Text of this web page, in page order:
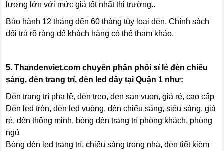
lượng lớn với mức giá tốt nhất thị trường..
Bảo hành 12 tháng đến 60 tháng tùy loại đèn. Chính sách
đổi trả rõ ràng để khách hàng có thể tham khảo.
5.Thandenviet.com chuyên phân phối sỉ lẻ đèn chiếu
sáng, đèn trang trí, đèn led dây tại Quận 1 như:
Đèn trang trí pha lê, đèn treo, den san vuon, giá rẻ, cao cấp
Đèn led tròn, đèn led vuông, đèn chiếu sáng, siêu sáng, giá
rẻ, đèn thông minh, bóng đèn trang trí phòng khách, phòng
ngủ
Bóng đèn led trang trí, chiếu sáng trong nhà, đèn tiết kiệm